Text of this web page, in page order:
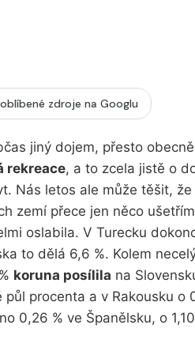
zdroje na Googlu
jiný dojem, přesto
rekreace, a to zcela jistě o
Nás letos ale může těšit,
zemí přece jen něco
oslabila. V Turecku
to dělá 6,6 %. Kolem
koruna posílila na
půl procenta a v Rakousku o
0,26 % ve Španělsku, o